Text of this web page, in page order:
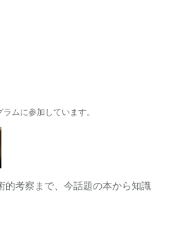
ムに参加しています。
的考察まで、今話題の本から知識